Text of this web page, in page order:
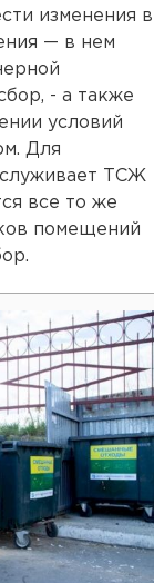
изменения в
— в нем
- а также
условий
Для
ТСЖ
все то же
помещений